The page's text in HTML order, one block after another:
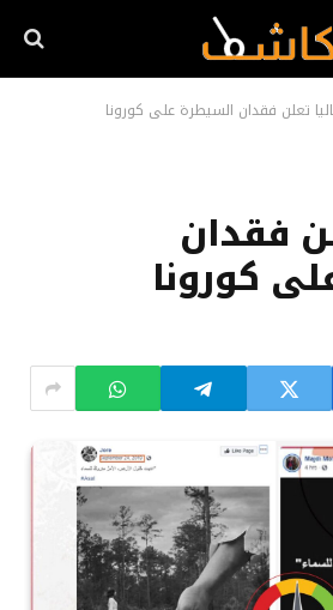
تعلن فقدان السيطرة على كورونا
فقدان
كورونا